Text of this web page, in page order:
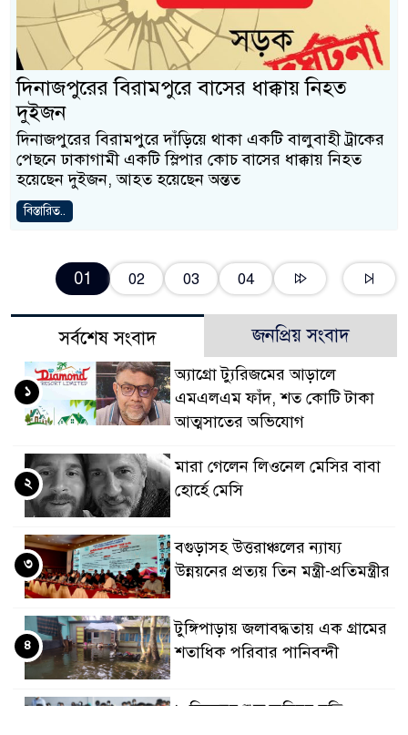
দিনাজপুরের বিরামপুরে বাসের ধাক্কায় নিহত
দুইজন
দিনাজপুরের বিরামপুরে দাঁড়িয়ে থাকা একটি বালুবাহী ট্রাকের
পেছনে ঢাকাগামী একটি স্লিপার কোচ বাসের ধাক্কায় নিহত
হয়েছেন দুইজন, আহত হয়েছেন অন্তত
বিস্তারিত..
01 02 03 04
সর্বশেষ সংবাদ জনপ্রিয় সংবাদ
অ্যাগ্রো ট্যুরিজমের আড়ালে
এমএলএম ফাঁদ, শত কোটি টাকা
আত্মসাতের অভিযোগ
১
মারা গেলেন লিওনেল মেসির বাবা
হোর্হে মেসি
২
বগুড়াসহ উত্তরাঞ্চলের ন্যায্য
উন্নয়নের প্রত্যয় তিন মন্ত্রী-প্রতিমন্ত্রীর
৩
টুঙ্গিপাড়ায় জলাবদ্ধতায় এক গ্রামের
শতাধিক পরিবার পানিবন্দী
৪
৮ ডিসেম্বর শুরু জুনিয়র বৃত্তি